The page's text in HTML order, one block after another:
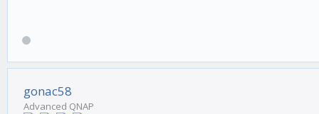
gonac58
Advanced QNAP